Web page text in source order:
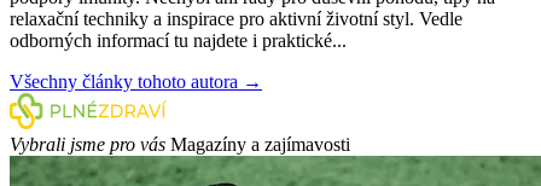
relaxační techniky a inspirace pro aktivní životní styl. Vedle
odborných informací tu najdete i praktické...
Všechny články tohoto autora →
Vybrali jsme pro vás Magazíny a zajímavosti